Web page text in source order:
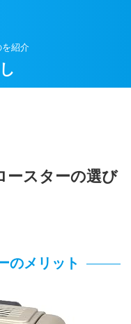
を紹介
ースターの選び
のメリット